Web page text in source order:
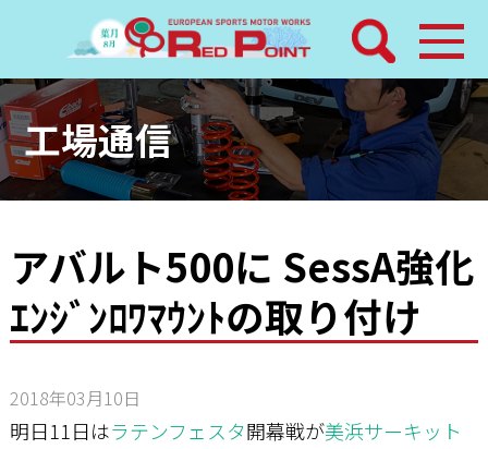
検索
ホーム
トピックス
レッドポイントパーツ
店舗案内
工場通信
アバルト500に SessA強化
ｴﾝｼﾞﾝﾛﾜﾏｳﾝﾄの取り付け
2018年03月10日
明日11日はラテンフェスタ開幕戦が美浜サーキット